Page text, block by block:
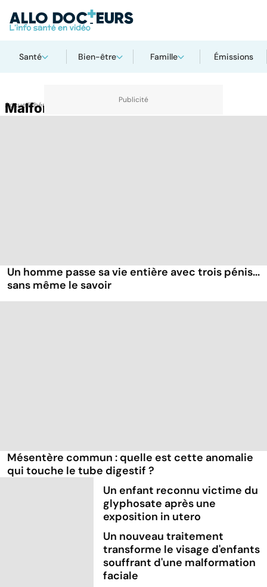
Santé Bien-être Famille Émissions
AccueilThématiques
Malformation
Un homme passe sa vie entière avec trois pénis...
sans même le savoir
Mésentère commun : quelle est cette anomalie
qui touche le tube digestif ?
Un enfant reconnu victime du
glyphosate après une
exposition in utero
Un nouveau traitement
transforme le visage d'enfants
souffrant d'une malformation
faciale